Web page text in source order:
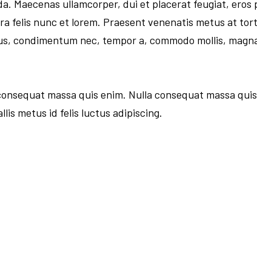
Maecenas ullamcorper, dui et placerat feugiat, eros
felis nunc et lorem. Praesent venenatis metus at
condimentum nec, tempor a, commodo mollis,
massa quis enim. Nulla consequat massa
metus id felis luctus adipiscing.